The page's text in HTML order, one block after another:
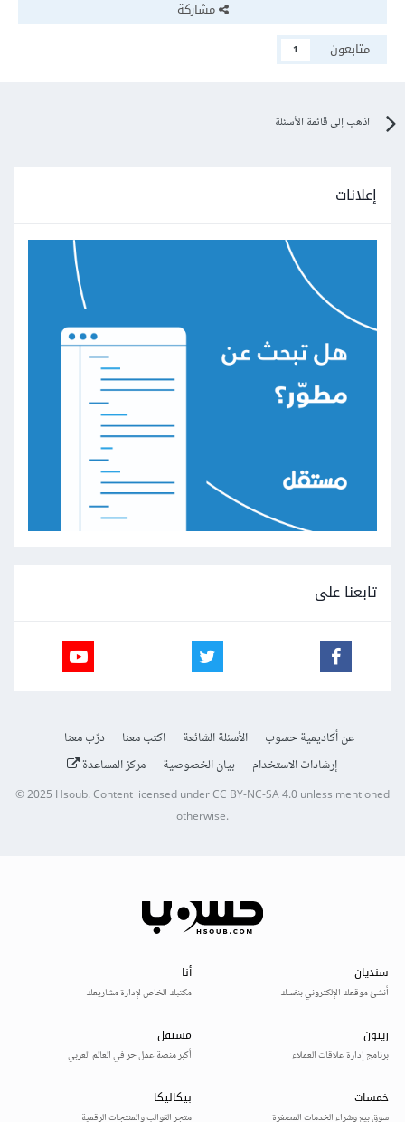
مشاركة
متابعون
1
اذهب إلى قائمة الأسئلة
إعلانات
تابعنا على
عن أكاديمية حسوب الأسئلة الشائعة اكتب معنا
درّب معنا
إرشادات الاستخدام
بيان الخصوصية مركز المساعدة
© 2025Hsoub.Content licensed underCC BY-NC-SA 4.0unless mentioned
otherwise.